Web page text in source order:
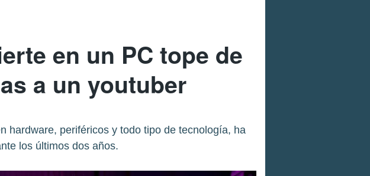
en un PC tope de
a un youtuber
hardware, periféricos y todo tipo de tecnología, ha
los últimos dos años.